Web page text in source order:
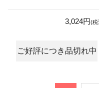
3,024円(税
ご好評につき品切れ中